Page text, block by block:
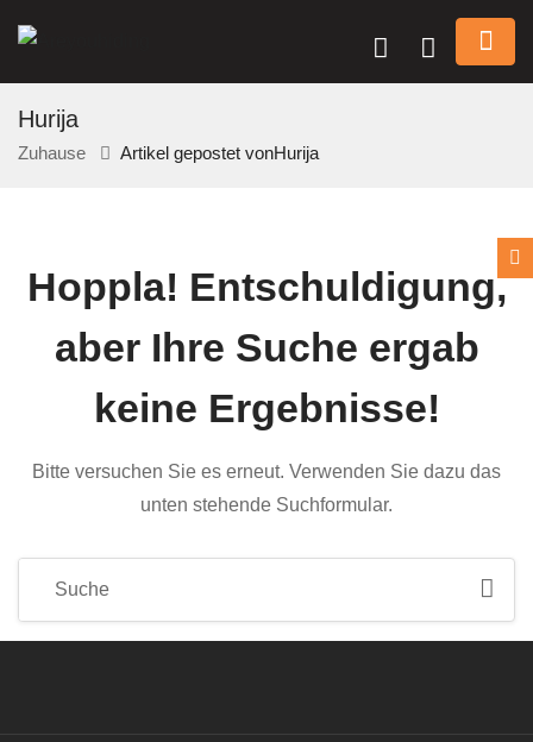
Hurija
Zuhause Artikel gepostet vonHurija
Hoppla! Entschuldigung,
aber Ihre Suche ergab
keine Ergebnisse!
Bitte versuchen Sie es erneut. Verwenden Sie dazu das
unten stehende Suchformular.